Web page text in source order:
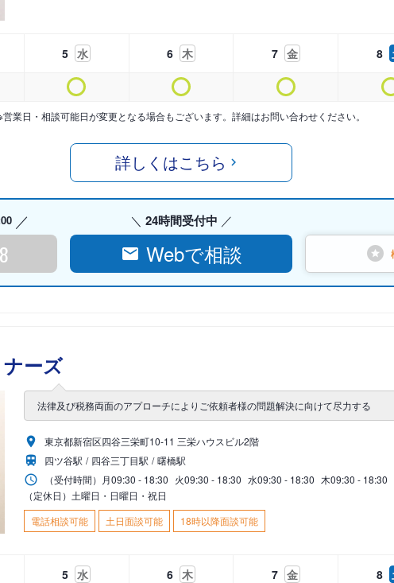
5 水 6 木 7 金 8
営業日・相談可能日が変更となる場合もございます。詳細はお問い合わせください。
詳しくはこちら
24時間受付中
Webで相談
ーズ
法律及び税務両面のアプローチによりご依頼者様の問題解決に向けて尽力する
東京都新宿区四谷三栄町10-11 三栄ハウスビル2階
四ツ谷駅
四谷三丁目駅
曙橋駅
（受付時間） 月09:30 - 18:30 火09:30 - 18:30 水09:30 - 18:30 木09:30 - 18:30
（定休日）土曜日・日曜日・祝日
電話相談可能
土日面談可能 18時以降面談可能
5 水 6 木 7 金 8